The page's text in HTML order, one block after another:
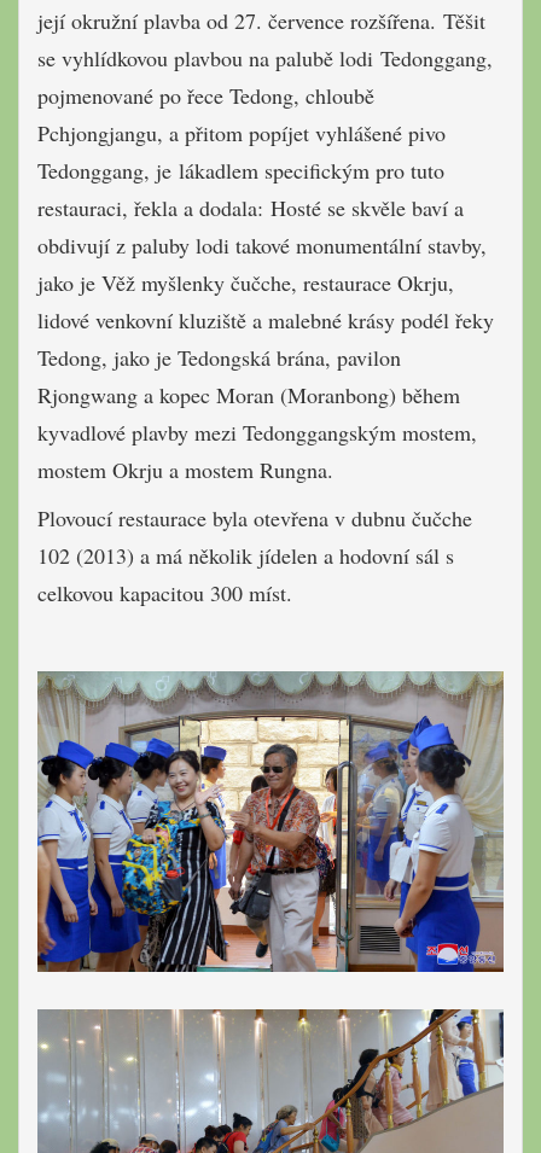
její okružní plavba od 27. července rozšířena. Těšit
se vyhlídkovou plavbou na palubě lodi Tedonggang,
pojmenované po řece Tedong, chloubě
Pchjongjangu, a přitom popíjet vyhlášené pivo
Tedonggang, je lákadlem specifickým pro tuto
restauraci, řekla a dodala: Hosté se skvěle baví a
obdivují z paluby lodi takové monumentální stavby,
jako je Věž myšlenky čučche, restaurace Okrju,
lidové venkovní kluziště a malebné krásy podél řeky
Tedong, jako je Tedongská brána, pavilon
Rjongwang a kopec Moran (Moranbong) během
kyvadlové plavby mezi Tedonggangským mostem,
mostem Okrju a mostem Rungna.
Plovoucí restaurace byla otevřena v dubnu čučche
102 (2013) a má několik jídelen a hodovní sál s
celkovou kapacitou 300 míst.